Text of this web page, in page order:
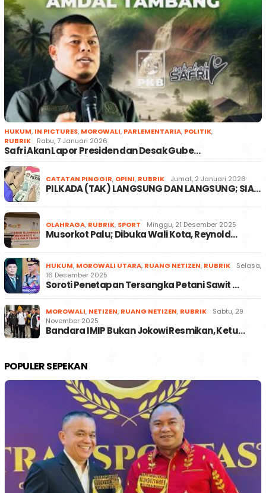
HUKUM, IN PICTURES, MOROWALI, PARLEMENTARIA, POLITIK,
RUBRIK
Rabu, 7 Januari 2026
Safri Akan Lapor Presiden dan Desak Gube…
CATATAN PINGGIR, OPINI, RUBRIK Jumat, 2 Januari 2026
PILKADA (TAK) LANGSUNG DAN LANGSUNG; SIA…
OLAHRAGA, RUBRIK, SPORT Minggu, 21 Desember 2025
Musorkot Palu; Dibuka Wali Kota, Reynold…
HUKUM, MOROWALI UTARA, RUANG NETIZEN, RUBRIK
Selasa,
16 Desember 2025
Soroti Penetapan Tersangka Petani Sawit …
MOROWALI, NETIZEN, RUANG NETIZEN, RUBRIK
Sabtu, 29
November 2025
Bandara IMIP Bukan Jokowi Resmikan, Ketu…
POPULER SEPEKAN